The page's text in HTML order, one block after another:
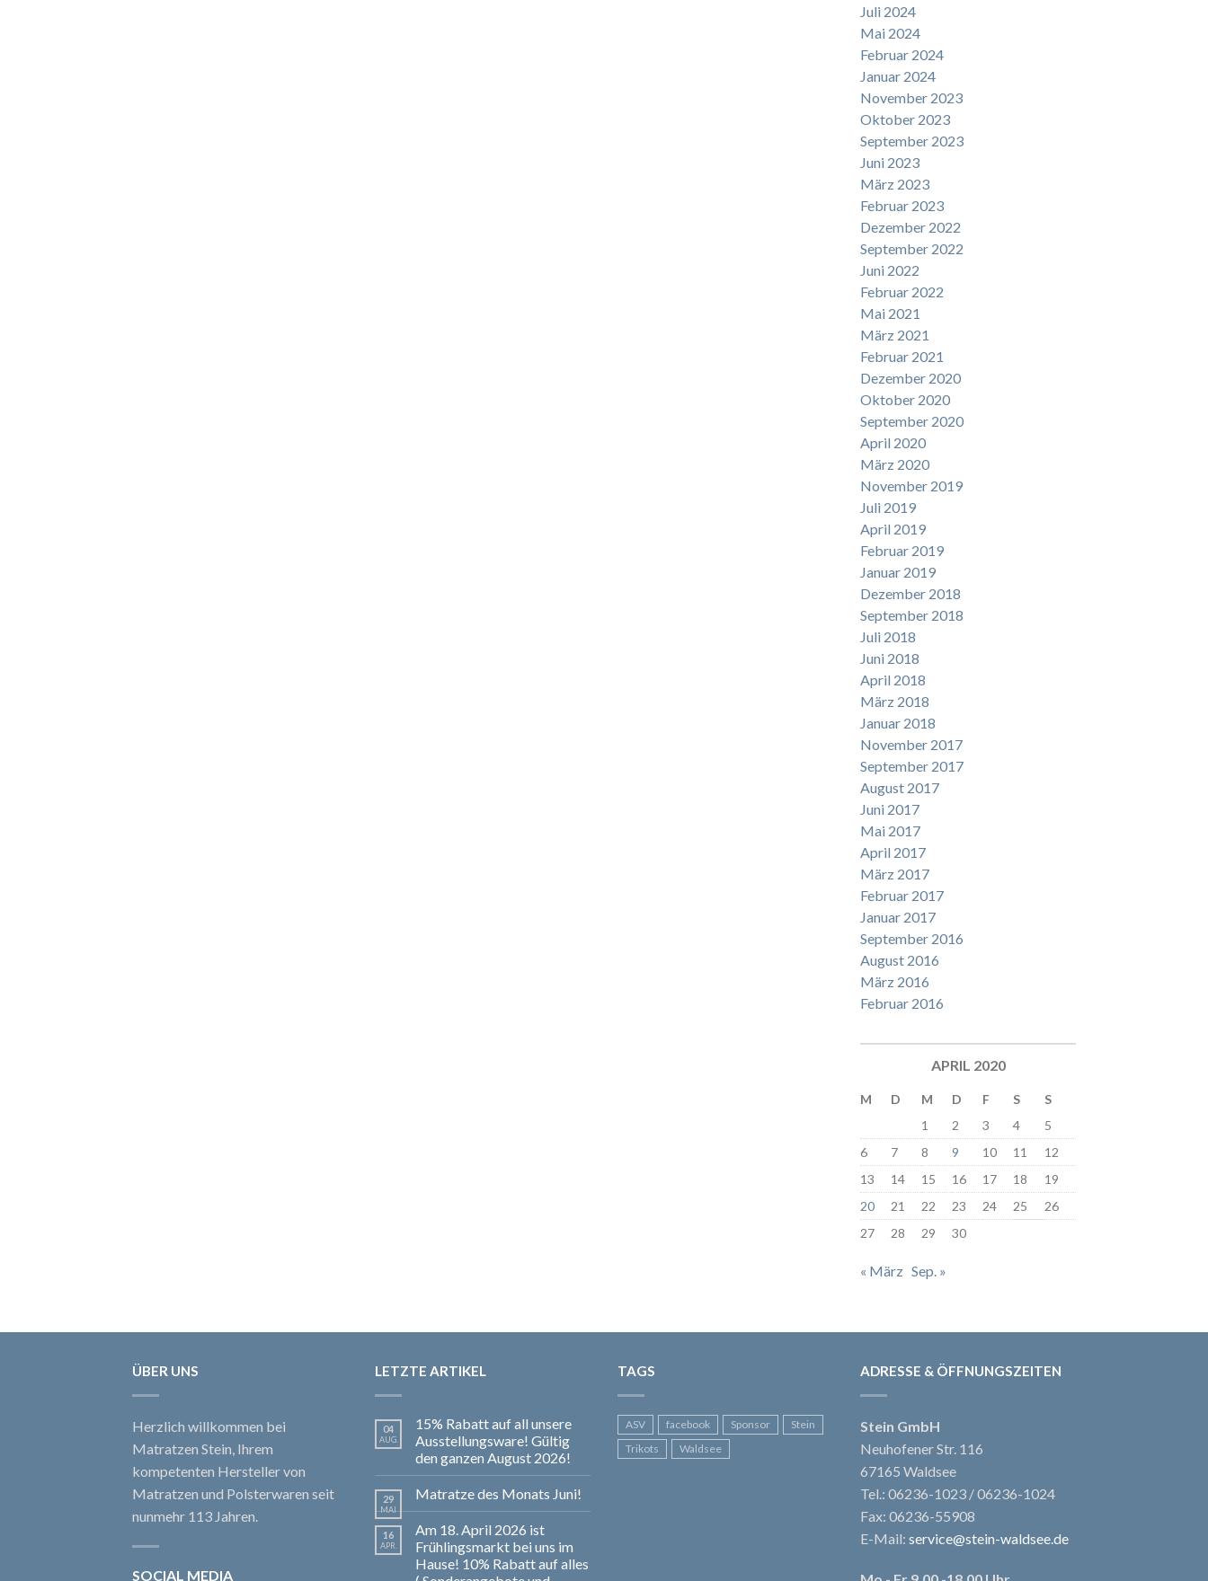
Juli 2024
Mai 2024
Februar 2024
Januar 2024
November 2023
Oktober 2023
September 2023
Juni 2023
März 2023
Februar 2023
Dezember 2022
September 2022
Juni 2022
Februar 2022
Mai 2021
März 2021
Februar 2021
Dezember 2020
Oktober 2020
September 2020
April 2020
März 2020
November 2019
Juli 2019
April 2019
Februar 2019
Januar 2019
Dezember 2018
September 2018
Juli 2018
Juni 2018
April 2018
März 2018
Januar 2018
November 2017
September 2017
August 2017
Juni 2017
Mai 2017
April 2017
März 2017
Februar 2017
Januar 2017
September 2016
August 2016
März 2016
Februar 2016
APRIL 2020
M D M D F S
S
1
2 3 4
5
6
7 8 9 10 11
12
13
14 15 16 17 18
19
20
21 22 23 24 25
26
27
28 29 30
« März Sep. »
ÜBER UNS
Herzlich willkommen bei
Matratzen Stein, Ihrem
kompetenten Hersteller von
Matratzen und Polsterwaren seit
nunmehr 113 Jahren.
SOCIAL MEDIA
LETZTE ARTIKEL
04
AUG.
15% Rabatt auf all unsere
Ausstellungsware! Gültig
den ganzen August 2026!
29
MAI
Matratze des Monats Juni!
16
APR.
Am 18. April 2026 ist
Frühlingsmarkt bei uns im
Hause! 10% Rabatt auf alles
TAGS
ASV facebook Sponsor
Stein
Trikots
Waldsee
ADRESSE & ÖFFNUNGSZEITEN
Stein GmbH
Neuhofener Str. 116
67165 Waldsee
Tel.: 06236-1023 / 06236-1024
Fax: 06236-55908
E-Mail: service@stein-waldsee.de